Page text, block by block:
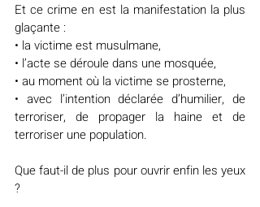
Et ce crime en est la manifestation la plus
glaçante :
• la victime est musulmane,
• l’acte se déroule dans une mosquée,
• au moment où la victime se prosterne,
• avec l’intention déclarée d’humilier, de
terroriser, de propager la haine et de
terroriser une population.
Que faut-il de plus pour ouvrir enfin les yeux
?